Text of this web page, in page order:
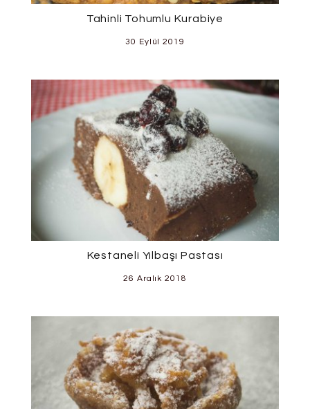
Tahinli Tohumlu Kurabiye
30 Eylül 2019
Kestaneli Yılbaşı Pastası
26 Aralık 2018